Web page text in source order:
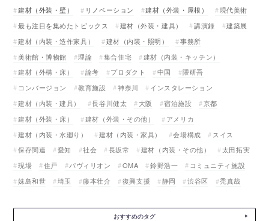
建材（外装・壁）
リノベーション 建材（外装・屋根）
現代美術
最も注目を集めたトピックス
建材（外装・建具） 講演録
建築展
建材（内装・造作家具）
建材（内装・照明）
事務所
美術館・博物館
理論 集合住宅
建材（内装・キッチン）
建材（外構・床）
論考 プロダクト 中国
隈研吾
コンバージョン
教育施設 神奈川
インスタレーション
建材（内装・建具）
長谷川健太 大阪 宿泊施設
京都
建材（外装・床）
建材（外装・その他）
アメリカ
建材（内装・水廻り）
建材（内装・家具） 会場構成
スイス
保存関連
愛知 社会 長坂常 建材（内装・その他）
太田拓実
現場
住戸 パヴィリオン OMA 鈴野浩一
コミュニティ施設
妹島和世
埼玉 藤本壮介 復興支援 静岡 渋谷区 禿真哉
おすすめのタグ